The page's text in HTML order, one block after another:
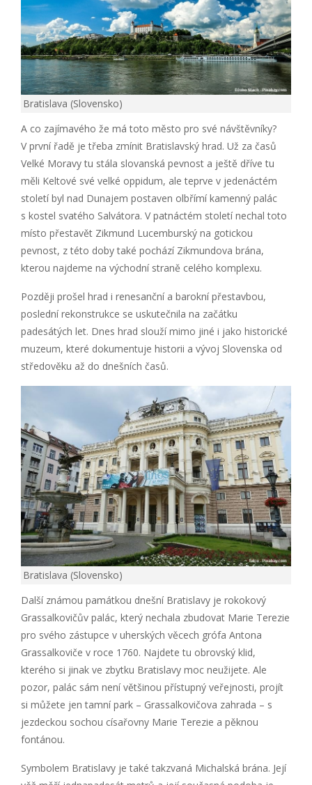
Bratislava (Slovensko)
A co zajímavého že má toto město pro své návštěvníky?
V první řadě je třeba zmínit Bratislavský hrad. Už za časů
Velké Moravy tu stála slovanská pevnost a ještě dříve tu
měli Keltové své velké oppidum, ale teprve v jedenáctém
století byl nad Dunajem postaven olbřímí kamenný palác
s kostel svatého Salvátora. V patnáctém století nechal toto
místo přestavět Zikmund Lucemburský na gotickou
pevnost, z této doby také pochází Zikmundova brána,
kterou najdeme na východní straně celého komplexu.
Později prošel hrad i renesanční a barokní přestavbou,
poslední rekonstrukce se uskutečnila na začátku
padesátých let. Dnes hrad slouží mimo jiné i jako historické
muzeum, které dokumentuje historii a vývoj Slovenska od
středověku až do dnešních časů.
Bratislava (Slovensko)
Další známou památkou dnešní Bratislavy je rokokový
Grassalkovičův palác, který nechala zbudovat Marie Terezie
pro svého zástupce v uherských věcech grófa Antona
Grassalkoviče v roce 1760. Najdete tu obrovský klid,
kterého si jinak ve zbytku Bratislavy moc neužijete. Ale
pozor, palác sám není většinou přístupný veřejnosti, projít
si můžete jen tamní park – Grassalkovičova zahrada – s
jezdeckou sochou císařovny Marie Terezie a pěknou
fontánou.
Symbolem Bratislavy je také takzvaná Michalská brána. Její